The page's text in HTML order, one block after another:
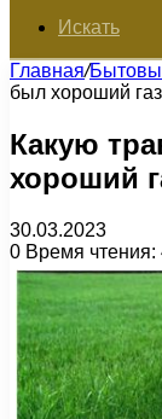
Искать
Главная/
был хороший
Какую
хороший
30.03.2023
0 Время чтения: